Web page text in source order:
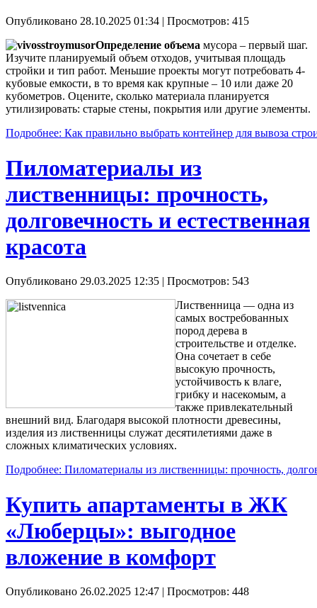
Опубликовано 28.10.2025 01:34 | Просмотров: 415
Определение объема мусора – первый шаг.
Изучите планируемый объем отходов, учитывая площадь
стройки и тип работ. Меньшие проекты могут потребовать 4-
кубовые емкости, в то время как крупные – 10 или даже 20
кубометров. Оцените, сколько материала планируется
утилизировать: старые стены, покрытия или другие элементы.
Подробнее: Как правильно выбрать контейнер для вывоза
Пиломатериалы из
лиственницы: прочность,
долговечность и естественная
красота
Опубликовано 29.03.2025 12:35 | Просмотров: 543
Лиственница — одна из
самых востребованных
пород дерева в
строительстве и отделке.
Она сочетает в себе
высокую прочность,
устойчивость к влаге,
грибку и насекомым, а
также привлекательный
внешний вид. Благодаря высокой плотности древесины,
изделия из лиственницы служат десятилетиями даже в
сложных климатических условиях.
Подробнее: Пиломатериалы из лиственницы: прочность,
Купить апартаменты в ЖК
«Люберцы»: выгодное
вложение в комфорт
Опубликовано 26.02.2025 12:47 | Просмотров: 448